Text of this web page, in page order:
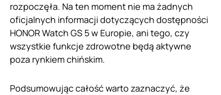
rozpoczęła. Na ten moment nie ma żadnych
oficjalnych informacji dotyczących dostępności
HONOR Watch GS 5 w Europie, ani tego, czy
wszystkie funkcje zdrowotne będą aktywne
poza rynkiem chińskim.
Podsumowując całość warto zaznaczyć, że